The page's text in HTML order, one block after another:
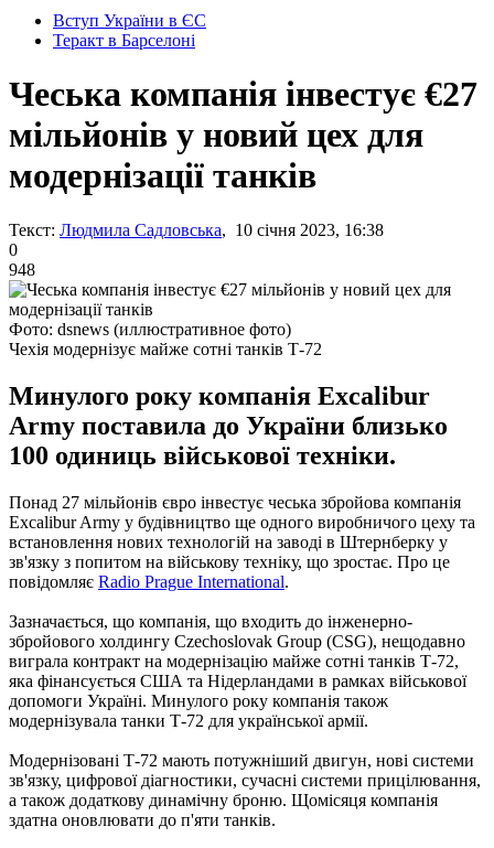
Вступ України в ЄС
Теракт в Барселоні
Чеська компанія інвестує €27
мільйонів у новий цех для
модернізації танків
Текст: Людмила Садловська, 10 січня 2023, 16:38
0
948
Фото: dsnews (иллюстративное фото)
Чехія модернізує майже сотні танків Т-72
Минулого року компанія Excalibur
Army поставила до України близько
100 одиниць військової техніки.
Понад 27 мільйонів євро інвестує чеська збройова компанія
Excalibur Army у будівництво ще одного виробничого цеху та
встановлення нових технологій на заводі в Штернберку у
зв'язку з попитом на військову техніку, що зростає. Про це
повідомляє Radio Prague International.
Зазначається, що компанія, що входить до інженерно-
збройового холдингу Czechoslovak Group (CSG), нещодавно
виграла контракт на модернізацію майже сотні танків Т-72,
яка фінансується США та Нідерландами в рамках військової
допомоги Україні. Минулого року компанія також
модернізувала танки Т-72 для української армії.
Модернізовані Т-72 мають потужніший двигун, нові системи
зв'язку, цифрової діагностики, сучасні системи прицілювання,
а також додаткову динамічну броню. Щомісяця компанія
здатна оновлювати до п'яти танків.